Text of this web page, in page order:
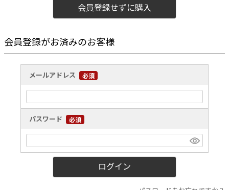
会員登録せずに購入
会員登録がお済みのお客様
メールアドレス
パスワード
ログイン